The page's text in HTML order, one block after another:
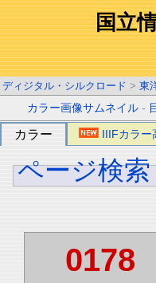
国立
ディジタル・シルクロード > 東
カラー画像サムネイル -
カラー IIIFカラー
ページ検索
0178